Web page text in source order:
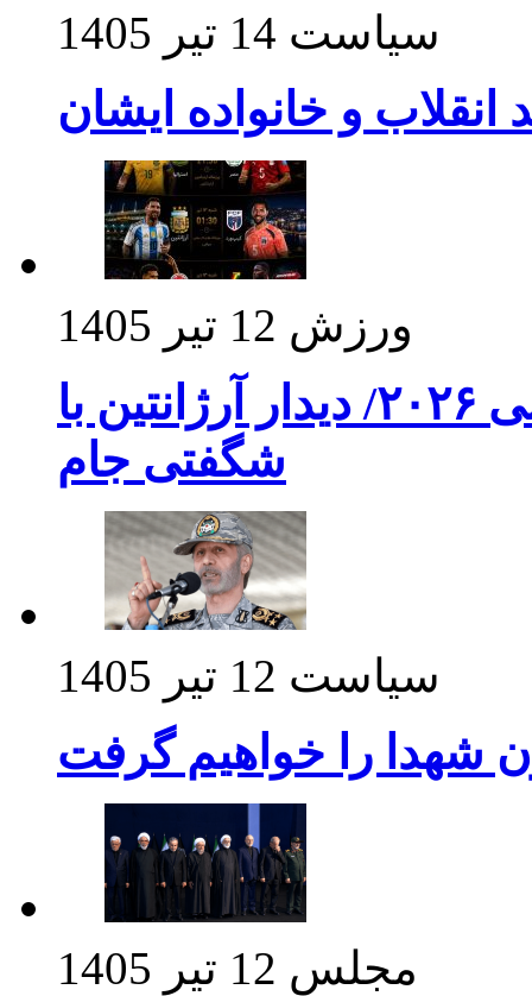
سیاست 14 تیر 1405
انقلاب و خانواده ایشان
ورزش 12 تیر 1405
برنامه بازی های امشب جام جهانی ۲۰۲۶/ دیدار آرژانتین با
شگفتی جام
سیاست 12 تیر 1405
شهدا را خواهیم گرفت
مجلس 12 تیر 1405